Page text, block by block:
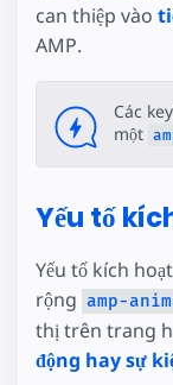
can thiệp vào
AMP.
Các
một
Yếu tố
Yếu tố kích
rộng amp-
thị trên trang
động hay sự